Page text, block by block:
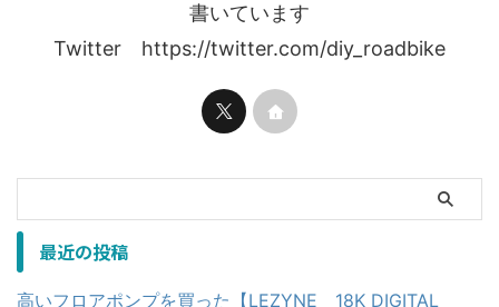
書いています
Twitter https://twitter.com/diy_roadbike
最近の投稿
高いフロアポンプを買った【LEZYNE 18K DIGITAL